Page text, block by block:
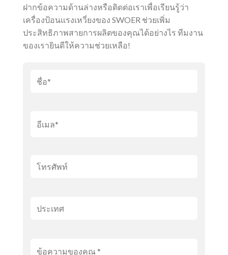
ฝากข้อความด้านล่างหรือติดต่อเราเพื่อเรียนรู้ว่า
เครื่องป้อนแรงเหวี่ยงของ SWOER ช่วยเพิ่ม
ประสิทธิภาพสายการผลิตของคุณได้อย่างไร ทีมงาน
ของเรายินดีให้ความช่วยเหลือ!